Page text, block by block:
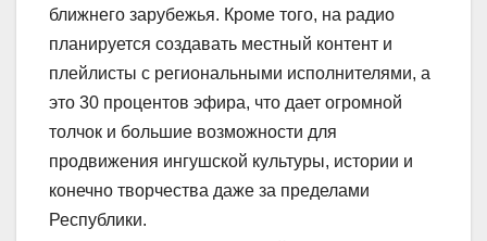
ближнего зарубежья. Кроме того, на радио
планируется создавать местный контент и
плейлисты с региональными исполнителями, а
это 30 процентов эфира, что дает огромной
толчок и большие возможности для
продвижения ингушской культуры, истории и
конечно творчества даже за пределами
Республики.